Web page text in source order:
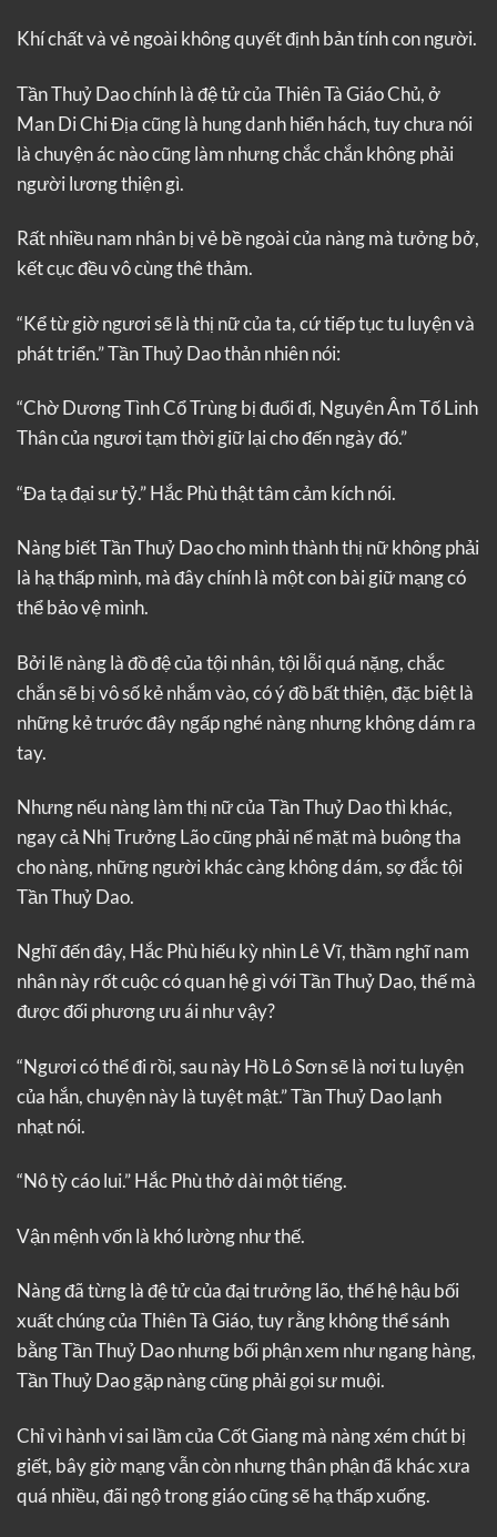
Khí chất và vẻ ngoài không quyết định bản tính con người.
Tần Thuỷ Dao chính là đệ tử của Thiên Tà Giáo Chủ, ở
Man Di Chi Địa cũng là hung danh hiển hách, tuy chưa nói
là chuyện ác nào cũng làm nhưng chắc chắn không phải
người lương thiện gì.
Rất nhiều nam nhân bị vẻ bề ngoài của nàng mà tưởng bở,
kết cục đều vô cùng thê thảm.
“Kể từ giờ ngươi sẽ là thị nữ của ta, cứ tiếp tục tu luyện và
phát triển.” Tần Thuỷ Dao thản nhiên nói:
“Chờ Dương Tình Cổ Trùng bị đuổi đi, Nguyên Âm Tố Linh
Thân của ngươi tạm thời giữ lại cho đến ngày đó.”
“Đa tạ đại sư tỷ.” Hắc Phù thật tâm cảm kích nói.
Nàng biết Tần Thuỷ Dao cho mình thành thị nữ không phải
là hạ thấp mình, mà đây chính là một con bài giữ mạng có
thể bảo vệ mình.
Bởi lẽ nàng là đồ đệ của tội nhân, tội lỗi quá nặng, chắc
chắn sẽ bị vô số kẻ nhắm vào, có ý đồ bất thiện, đặc biệt là
những kẻ trước đây ngấp nghé nàng nhưng không dám ra
tay.
Nhưng nếu nàng làm thị nữ của Tần Thuỷ Dao thì khác,
ngay cả Nhị Trưởng Lão cũng phải nể mặt mà buông tha
cho nàng, những người khác càng không dám, sợ đắc tội
Tần Thuỷ Dao.
Nghĩ đến đây, Hắc Phù hiếu kỳ nhìn Lê Vĩ, thầm nghĩ nam
nhân này rốt cuộc có quan hệ gì với Tần Thuỷ Dao, thế mà
được đối phương ưu ái như vậy?
“Ngươi có thể đi rồi, sau này Hồ Lô Sơn sẽ là nơi tu luyện
của hắn, chuyện này là tuyệt mật.” Tần Thuỷ Dao lạnh
nhạt nói.
“Nô tỳ cáo lui.” Hắc Phù thở dài một tiếng.
Vận mệnh vốn là khó lường như thế.
Nàng đã từng là đệ tử của đại trưởng lão, thế hệ hậu bối
xuất chúng của Thiên Tà Giáo, tuy rằng không thể sánh
bằng Tần Thuỷ Dao nhưng bối phận xem như ngang hàng,
Tần Thuỷ Dao gặp nàng cũng phải gọi sư muội.
Chỉ vì hành vi sai lầm của Cốt Giang mà nàng xém chút bị
giết, bây giờ mạng vẫn còn nhưng thân phận đã khác xưa
quá nhiều, đãi ngộ trong giáo cũng sẽ hạ thấp xuống.